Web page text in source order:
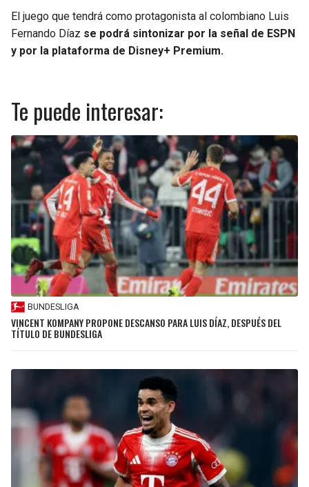
El juego que tendrá como protagonista al colombiano Luis
Fernando Díaz se podrá sintonizar por la señal de ESPN
y por la plataforma de Disney+ Premium.
Te puede interesar:
BUNDESLIGA
VINCENT KOMPANY PROPONE DESCANSO PARA LUIS DÍAZ, DESPUÉS DEL
TÍTULO DE BUNDESLIGA